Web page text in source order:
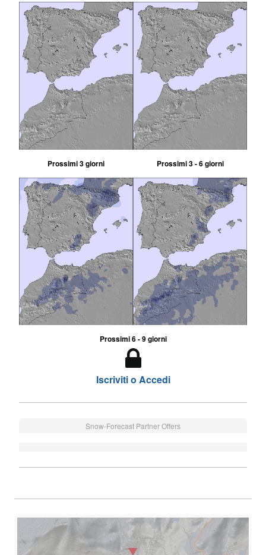
Prossimi 3 giorni Prossimi 3 - 6 giorni
Prossimi 6 - 9 giorni
Iscriviti o Accedi
Snow-Forecast Partner Offers